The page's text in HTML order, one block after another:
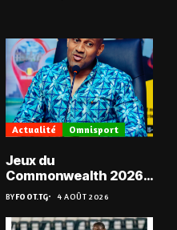
Actualité Omnisport
Jeux du
Commonwealth 2026 :
« Les médailles ne
tombent pas du ciel »,
Benjamin Boukpeti
BYFOOT.TG 4 AOÛT 2026